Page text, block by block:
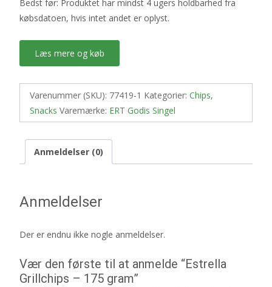
Bedst før: Produktet har mindst 4 ugers holdbarhed fra
købsdatoen, hvis intet andet er oplyst.
Læs mere og køb
Varenummer (SKU): 77419-1 Kategorier: Chips,
Snacks Varemærke: ERT Godis Singel
Anmeldelser (0)
Anmeldelser
Der er endnu ikke nogle anmeldelser.
Vær den første til at anmelde “Estrella
Grillchips – 175 gram”